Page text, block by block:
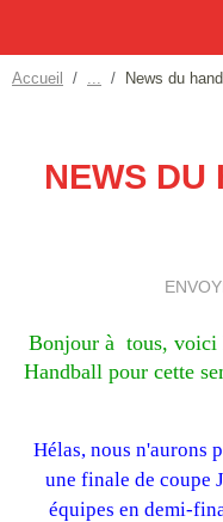
Accueil News du
NEWS DU
Bonjour à tous, voici
Handball pour cette
Hélas, nous n'aurons
une finale de coupe
équipes en demi-